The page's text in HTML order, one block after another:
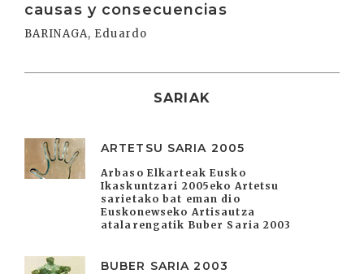
causas y consecuencias
BARINAGA, Eduardo
SARIAK
ARTETSU SARIA 2005
Arbaso Elkarteak Eusko
Ikaskuntzari 2005eko Artetsu
sarietako bat eman dio
Euskonewseko Artisautza
atalarengatik Buber Saria 2003
BUBER SARIA 2003